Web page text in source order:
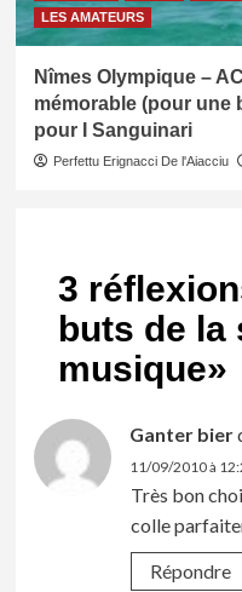
LES AMATEURS
Nîmes Olympique –
mémorable (pour une
pour I Sanguinari
Perfettu Erignacci De l'Aiacciu
3
buts de la
musique»
Ganter bier
11/09/2010 à
Très bon
colle
Répondre